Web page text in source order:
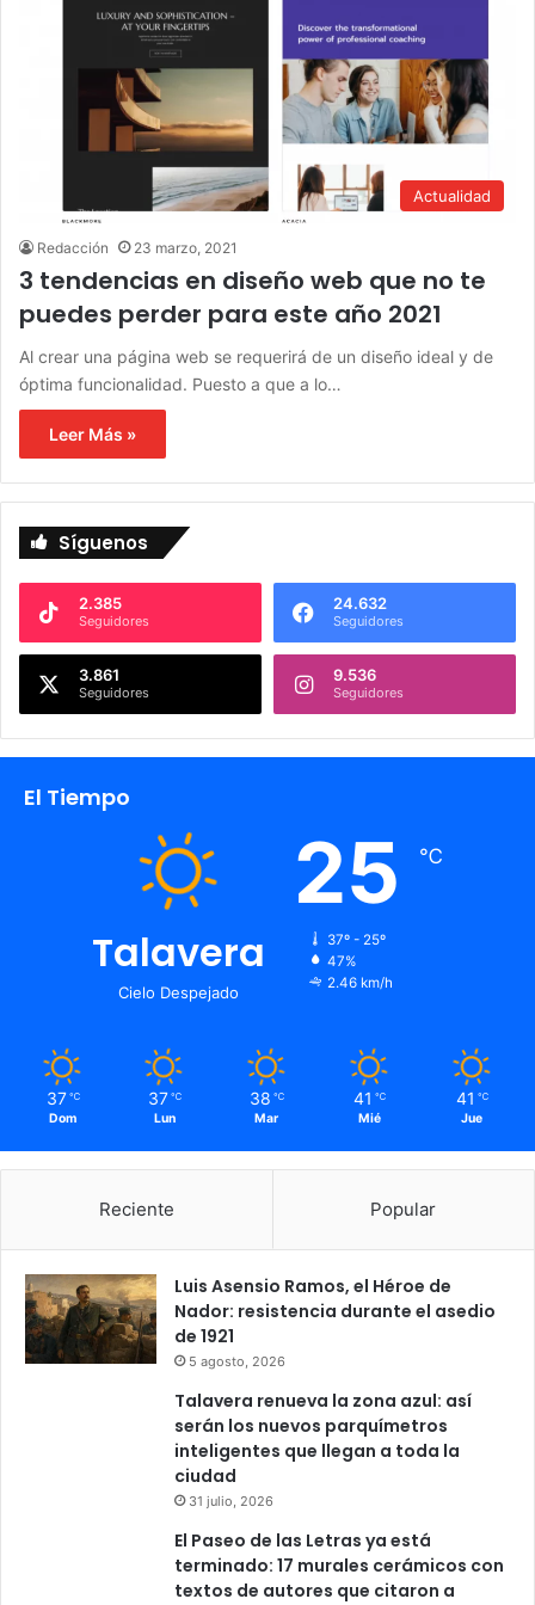
Actualidad
Redacción 23 marzo, 2021
3 tendencias en diseño web que no te
puedes perder para este año 2021
Al crear una página web se requerirá de un diseño ideal y de
óptima funcionalidad. Puesto a que a lo…
Leer Más »
Síguenos
2.385
Seguidores
24.632
Seguidores
3.861
Seguidores
9.536
Seguidores
El Tiempo
Talavera
Cielo Despejado
25 ℃
37º - 25º
47%
2.46 km/h
37 ℃
Dom
37 ℃
Lun
38 ℃
Mar
41 ℃
Mié
41 ℃
Jue
Reciente Popular
Luis Asensio Ramos, el Héroe de
Nador: resistencia durante el asedio
de 1921
5 agosto, 2026
Talavera renueva la zona azul: así
serán los nuevos parquímetros
inteligentes que llegan a toda la
ciudad
31 julio, 2026
El Paseo de las Letras ya está
terminado: 17 murales cerámicos con
textos de autores que citaron a